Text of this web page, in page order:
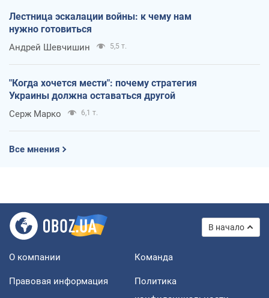
Лестница эскалации войны: к чему нам
нужно готовиться
Андрей Шевчишин 5,5 т.
"Когда хочется мести": почему стратегия
Украины должна оставаться другой
Серж Марко 6,1 т.
Все мнения
В начало
О компании Команда
Правовая информация
Политика